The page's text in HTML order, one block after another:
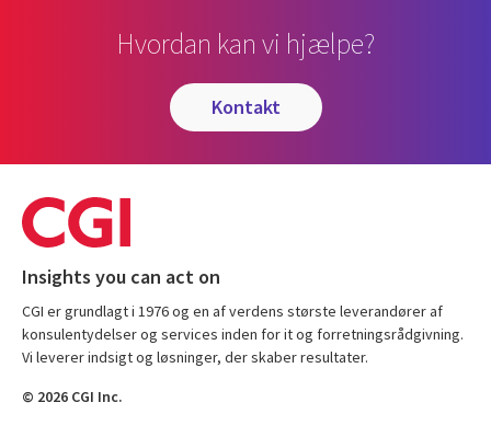
Hvordan kan vi hjælpe?
kontakt
Insights you can act on
CGI er grundlagt i 1976 og en af verdens største leverandører af
konsulentydelser og services inden for it og forretningsrådgivning.
Vi leverer indsigt og løsninger, der skaber resultater.
© 2026 CGI Inc.